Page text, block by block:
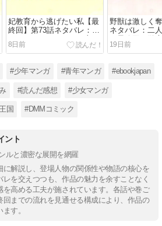
妃教育から逃げたい私【最
終回】第73話ネタバレ：レ
ティシアとクラークの恋の
結末
8日前
野獣は激しく
ネタバレ：二
と最終回を徹
19日前
#少年マンガ #青年マンガ #ebookjapan
#読んだ感想 #少女マンガ
国 #DMMコミック
ント
ルと濃密な展開を網羅
解説し、登場人物の関係性や物語の核心を
を交えつつも、作品の魅力を余すことなく
高める工夫が施されています。各話や巻ご
回までの流れを見通せる構成により、作品の
す。